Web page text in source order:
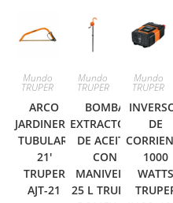
Mundo
TRUPER
ARCO
JARDINERO
TUBULAR,
21′
TRUPER
AJT-21
Mundo
TRUPER
BOMBA
EXTRACTORA
DE ACEITE,
CON
MANIVELA,
25 L TRUPER
Mundo
TRUPER
DE
1000
WATTS